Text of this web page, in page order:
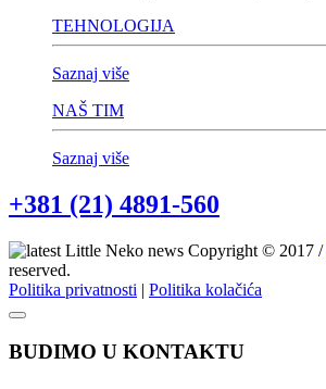
TEHNOLOGIJA
Saznaj više
NAŠ TIM
Saznaj više
+381 (21) 4891-560
Copyright © 2017 /
reserved.
Politika privatnosti | Politika kolačića
BUDIMO U KONTAKTU